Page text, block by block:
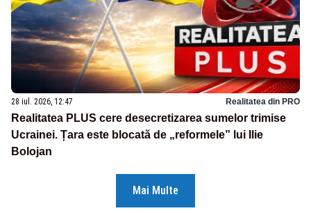
28 iul. 2026, 12:47 Realitatea din PRO
Realitatea PLUS cere desecretizarea sumelor trimise
Ucrainei. Țara este blocată de „reformele” lui Ilie
Bolojan
Mai Multe